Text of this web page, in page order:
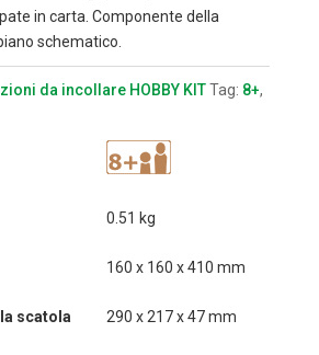
in carta. Componente della
schematico.
da incollare HOBBY KIT Tag: 8+,
0.51 kg
160 x 160 x 410 mm
scatola 290 x 217 x 47 mm